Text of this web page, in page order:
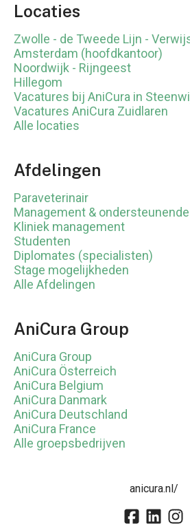
Locaties
Zwolle - de Tweede Lijn -
Amsterdam (hoofdkantoor)
Noordwijk - Rijngeest
Hillegom
Vacatures bij AniCura in
Vacatures AniCura Zuidlaren
Alle locaties
Afdelingen
Paraveterinair
Management &
Kliniek management
Studenten
Diplomates (specialisten)
Stage mogelijkheden
Alle Afdelingen
AniCura Group
AniCura Group
AniCura Österreich
AniCura Belgium
AniCura Danmark
AniCura Deutschland
AniCura France
Alle groepsbedrijven
anicura.nl/